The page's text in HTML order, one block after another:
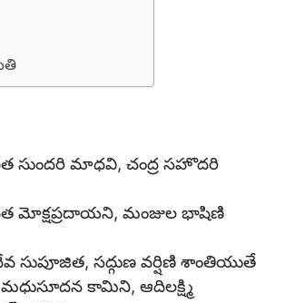
సుందరి మాధవి, చంద్ర సహొదరి
మోక్షప్రదాయని, మంజుల భాషిణి
సుపూజిత, సద్గుణ వర్షిణి శాంతియుతే
కామిని, ఆదిలక్ష్మి